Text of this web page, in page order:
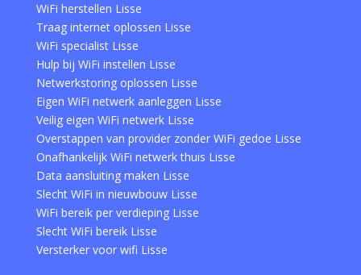
WiFi herstellen Lisse
Traag internet oplossen Lisse
WiFi specialist Lisse
Hulp bij WiFi instellen Lisse
Netwerkstoring oplossen Lisse
Eigen WiFi netwerk aanleggen Lisse
Veilig eigen WiFi netwerk Lisse
Overstappen van provider zonder WiFi gedoe Lisse
Onafhankelijk WiFi netwerk thuis Lisse
Data aansluiting maken Lisse
Slecht WiFi in nieuwbouw Lisse
WiFi bereik per verdieping Lisse
Slecht WiFi bereik Lisse
Versterker voor wifi Lisse